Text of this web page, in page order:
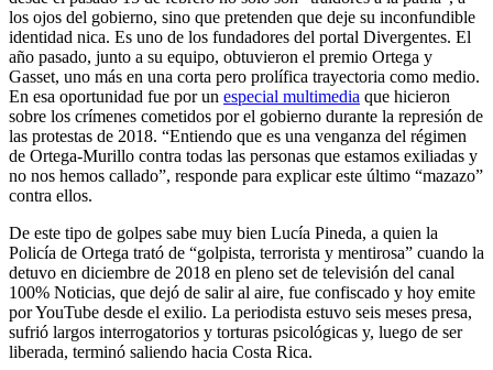
los ojos del gobierno, sino que pretenden que deje su inconfundible
identidad nica. Es uno de los fundadores del portal Divergentes. El
año pasado, junto a su equipo, obtuvieron el premio Ortega y
Gasset, uno más en una corta pero prolífica trayectoria como medio.
En esa oportunidad fue por un especial multimedia que hicieron
sobre los crímenes cometidos por el gobierno durante la represión de
las protestas de 2018. “Entiendo que es una venganza del régimen
de Ortega-Murillo contra todas las personas que estamos exiliadas y
no nos hemos callado”, responde para explicar este último “mazazo”
contra ellos.
De este tipo de golpes sabe muy bien Lucía Pineda, a quien la
Policía de Ortega trató de “golpista, terrorista y mentirosa” cuando la
detuvo en diciembre de 2018 en pleno set de televisión del canal
100% Noticias, que dejó de salir al aire, fue confiscado y hoy emite
por YouTube desde el exilio. La periodista estuvo seis meses presa,
sufrió largos interrogatorios y torturas psicológicas y, luego de ser
liberada, terminó saliendo hacia Costa Rica.